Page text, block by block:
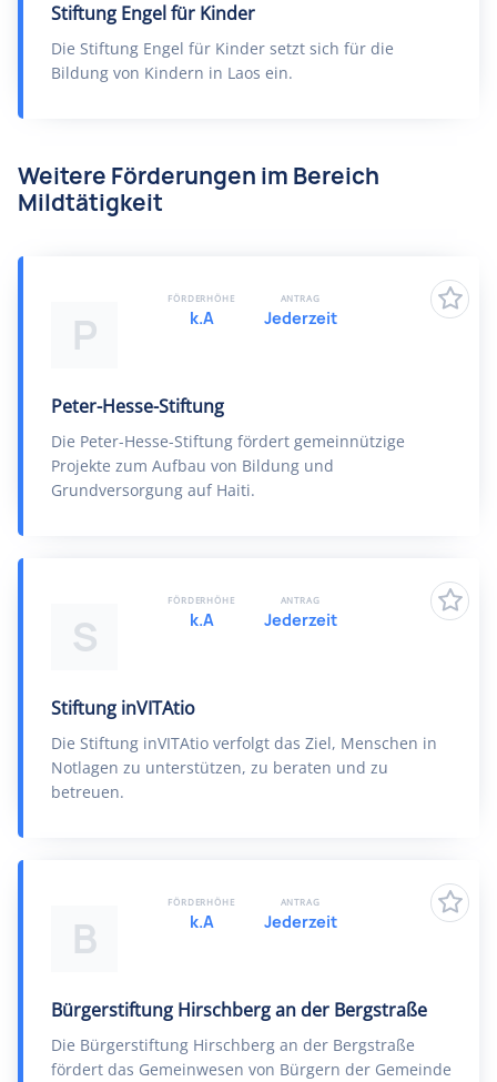
Stiftung Engel für Kinder
Die Stiftung Engel für Kinder setzt sich für die
Bildung von Kindern in Laos ein.
Weitere Förderungen im Bereich
Mildtätigkeit
P
Peter-Hesse-Stiftung
Die Peter-Hesse-Stiftung fördert gemeinnützige
Projekte zum Aufbau von Bildung und
Grundversorgung auf Haiti.
FÖRDERHÖHE
k.A
ANTRAG
Jederzeit
S
Stiftung inVITAtio
Die Stiftung inVITAtio verfolgt das Ziel, Menschen in
Notlagen zu unterstützen, zu beraten und zu
betreuen.
FÖRDERHÖHE
k.A
ANTRAG
Jederzeit
B
Bürgerstiftung Hirschberg an der Bergstraße
Die Bürgerstiftung Hirschberg an der Bergstraße
fördert das Gemeinwesen von Bürgern der Gemeinde
FÖRDERHÖHE
k.A
ANTRAG
Jederzeit